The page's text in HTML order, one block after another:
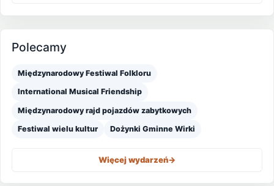
Polecamy
Międzynarodowy Festiwal Folkloru
International Musical Friendship
Międzynarodowy rajd pojazdów zabytkowych
Festiwal wielu kultur Dożynki Gminne Wirki
Więcej wydarzeń->